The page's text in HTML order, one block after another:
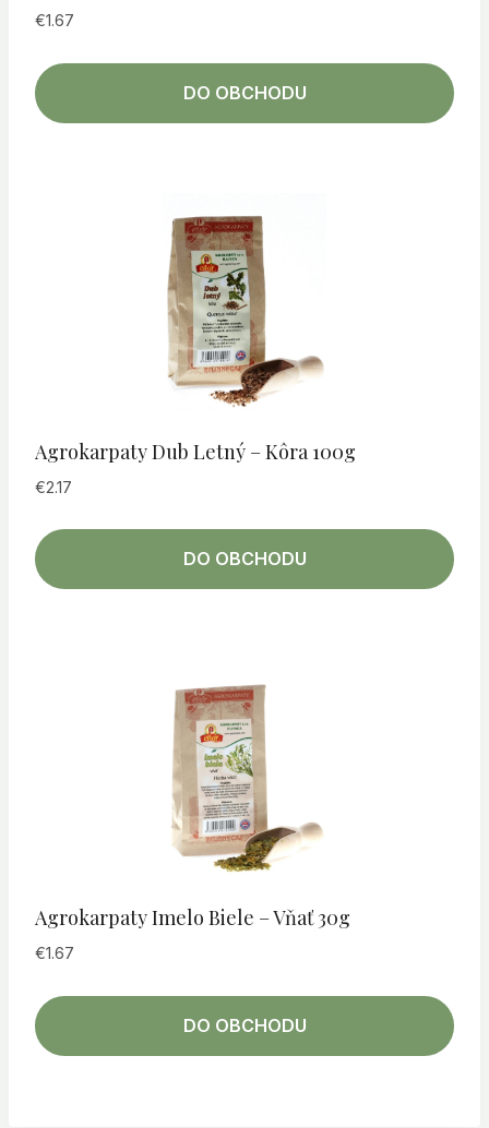
€1.67
DO OBCHODU
Agrokarpaty Dub Letný – Kôra 100g
€2.17
DO OBCHODU
Agrokarpaty Imelo Biele – Vňať 30g
€1.67
DO OBCHODU